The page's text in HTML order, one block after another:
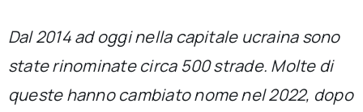
Chi siamo
Dal 2014 ad oggi nella capitale ucraina sono
state rinominate circa 500 strade. Molte di
queste hanno cambiato nome nel 2022, dopo